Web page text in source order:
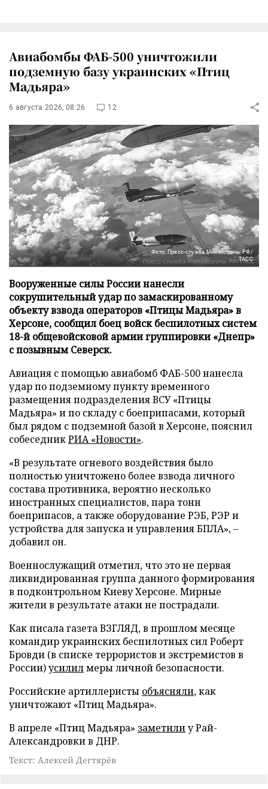
Авиабомбы ФАБ-500 уничтожили
подземную базу украинских «Птиц
Мадьяра»
6 августа 2026, 08:26 12
Фото: Пресс-служба Минобороны РФ/
ТАСС
Вооруженные силы России нанесли
сокрушительный удар по замаскированному
объекту взвода операторов «Птицы Мадьяра» в
Херсоне, сообщил боец войск беспилотных систем
18-й общевойсковой армии группировки «Днепр»
с позывным Северск.
Авиация с помощью авиабомб ФАБ-500 нанесла
удар по подземному пункту временного
размещения подразделения ВСУ «Птицы
Мадьяра» и по складу с боеприпасами, который
был рядом с подземной базой в Херсоне, пояснил
собеседникРИА «Новости».
«В результате огневого воздействия было
полностью уничтожено более взвода личного
состава противника, вероятно несколько
иностранных специалистов, пара тонн
боеприпасов, а также оборудование РЭБ, РЭР и
устройства для запуска и управления БПЛА», –
добавил он.
Военнослужащий отметил, что это не первая
ликвидированная группа данного формирования
в подконтрольном Киеву Херсоне. Мирные
жители в результате атаки не пострадали.
Как писала газета ВЗГЛЯД, в прошлом месяце
командир украинских беспилотных сил Роберт
Бровди (в списке террористов и экстремистов в
России)усилилмеры личной безопасности.
Российские артиллеристы объясняли, как
уничтожают «Птиц Мадьяра».
В апреле «Птиц Мадьяра» заметилиу Рай-
Александровки в ДНР.
Текст: Алексей Дегтярёв